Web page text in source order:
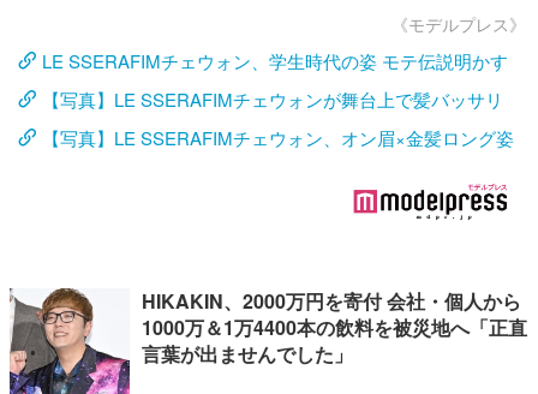
《モデルプレス》
LE SSERAFIMチェウォン、学生時代の姿 モテ伝説明かす
【写真】LE SSERAFIMチェウォンが舞台上で髪バッサリ
【写真】LE SSERAFIMチェウォン、オン眉×金髪ロング姿
HIKAKIN、2000万円を寄付 会社・個人から
1000万＆1万4400本の飲料を被災地へ「正直
言葉が出ませんでした」